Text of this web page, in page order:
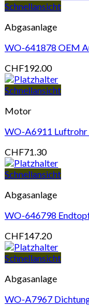
Schnellansicht
Abgasanlage
WO-641878 OEM
CHF192.00
Schnellansicht
Motor
WO-A6911
CHF71.30
Schnellansicht
Abgasanlage
WO-646798
CHF147.20
Schnellansicht
Abgasanlage
WO-A7967